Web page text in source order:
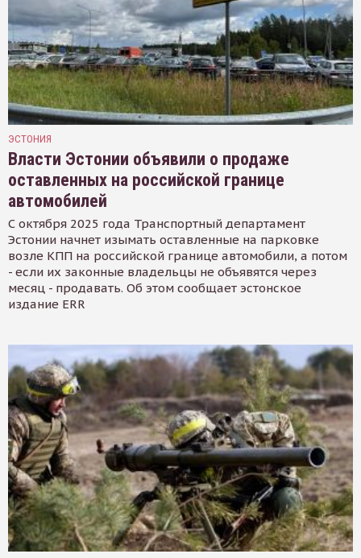
ЭСТОНИЯ
Власти Эстонии объявили о продаже
оставленных на российской границе
автомобилей
С октября 2025 года Транспортный департамент
Эстонии начнет изымать оставленные на парковке
возле КПП на российской границе автомобили, а потом
- если их законные владельцы не объявятся через
месяц - продавать. Об этом сообщает эстонское
издание ERR